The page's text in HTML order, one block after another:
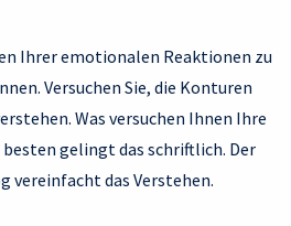
Ihrer emotionalen Reaktionen zu
Versuchen Sie, die Konturen
Was versuchen Ihnen Ihre
besten gelingt das schriftlich. Der
vereinfacht das Verstehen.